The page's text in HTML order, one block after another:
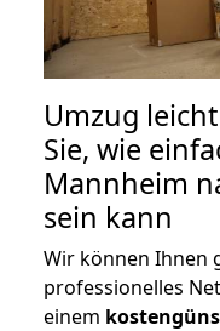
Umzug
Sie, wie
Mannheim
sein kann
Wir können Ihnen
professionelles
einem